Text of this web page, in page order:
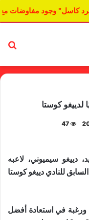
كاسل" وجود مفاوضات
كوستا
47
دييغو ​سيميوني​، لاعبه
للنادي ​دييغو كوستا​
في استعادة أفضل